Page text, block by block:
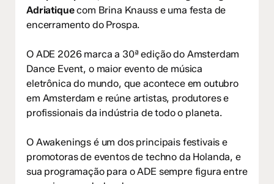
Adriatiquecom Brina Knauss e uma festa de
encerramento do Prospa.
O ADE 2026 marca a 30ª edição do Amsterdam
Dance Event, o maior evento de música
eletrônica do mundo, que acontece em outubro
em Amsterdam e reúne artistas, produtores e
profissionais da indústria de todo o planeta.
O Awakenings é um dos principais festivais e
promotoras de eventos de techno da Holanda, e
sua programação para o ADE sempre figura entre